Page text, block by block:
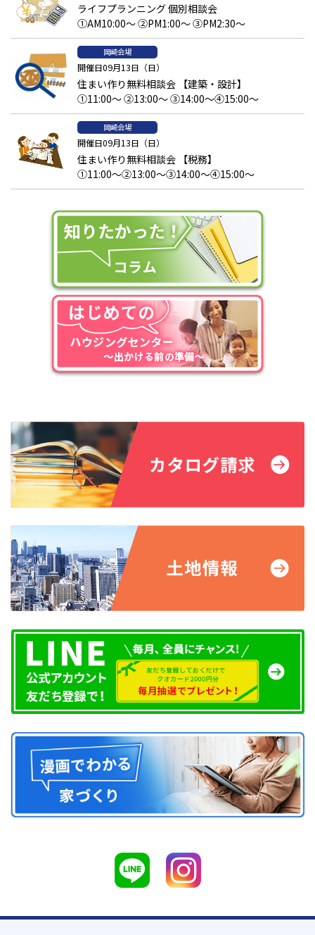
ライフプランニング 個別相談会
①AM10:00～ ②PM1:00～ ③PM2:30～
岡崎会場
開催日09月13日（日）
住まい作り無料相談会 【建築・設計】
①11:00～ ②13:00～ ③14:00～④15:00～
岡崎会場
開催日09月13日（日）
住まい作り無料相談会 【税務】
①11:00～②13:00～③14:00～④15:00～